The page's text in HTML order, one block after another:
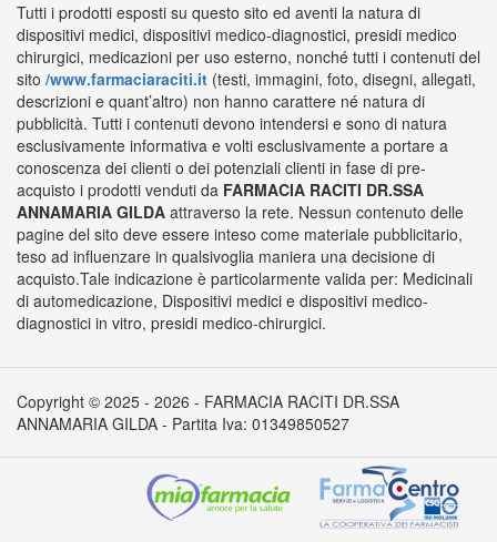
Tutti i prodotti esposti su questo sito ed aventi la natura di
dispositivi medici, dispositivi medico-diagnostici, presidi medico
chirurgici, medicazioni per uso esterno, nonché tutti i contenuti del
sito /www.farmaciaraciti.it (testi, immagini, foto, disegni, allegati,
descrizioni e quant’altro) non hanno carattere né natura di
pubblicità. Tutti i contenuti devono intendersi e sono di natura
esclusivamente informativa e volti esclusivamente a portare a
conoscenza dei clienti o dei potenziali clienti in fase di pre-
acquisto i prodotti venduti da FARMACIA RACITI DR.SSA
ANNAMARIA GILDA attraverso la rete. Nessun contenuto delle
pagine del sito deve essere inteso come materiale pubblicitario,
teso ad influenzare in qualsivoglia maniera una decisione di
acquisto.Tale indicazione è particolarmente valida per: Medicinali
di automedicazione, Dispositivi medici e dispositivi medico-
diagnostici in vitro, presidi medico-chirurgici.
Copyright © 2025 - 2026 - FARMACIA RACITI DR.SSA
ANNAMARIA GILDA - Partita Iva: 01349850527